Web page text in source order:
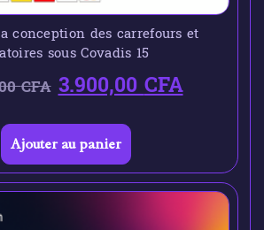
conception des carrefours et
sous Covadis 15
CFA 3.900,00CFA
Ajouter au panier